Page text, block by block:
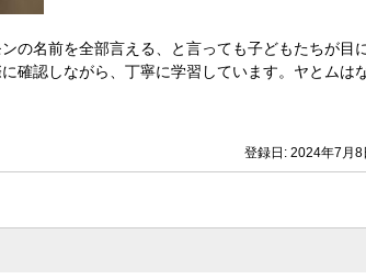
名前を全部言える、と言っても子どもたちが目
確認しながら、丁寧に学習しています。ヤとムは
登録日: 2024年7月8